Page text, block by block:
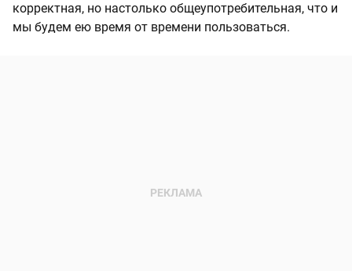
корректная, но настолько общеупотребительная, что и
мы будем ею время от времени пользоваться.